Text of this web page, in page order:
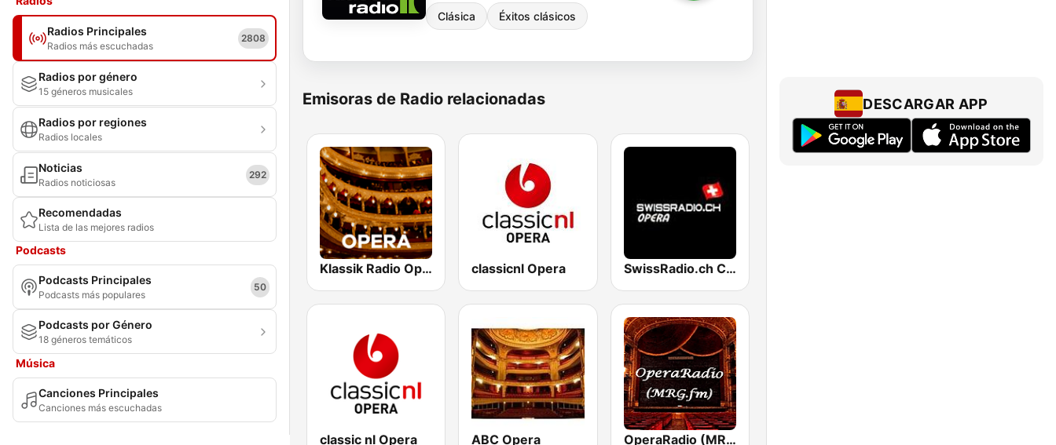
Radios Principales
Radios más escuchadas
2808
Radios por género
15 géneros musicales
Radios por regiones
Radios locales
Noticias
Radios noticiosas
292
Recomendadas
Lista de las mejores radios
Podcasts
Podcasts Principales
Podcasts más populares
50
Podcasts por Género
18 géneros temáticos
Música
Canciones Principales
Canciones más escuchadas
Clásica Éxitos clásicos
Emisoras de Radio relacionadas
Klassik Radio Opera classicnl Opera SwissRadio.ch Classical Opera
classic nl Opera ABC Opera OperaRadio (MRG.fm)
DESCARGAR APP